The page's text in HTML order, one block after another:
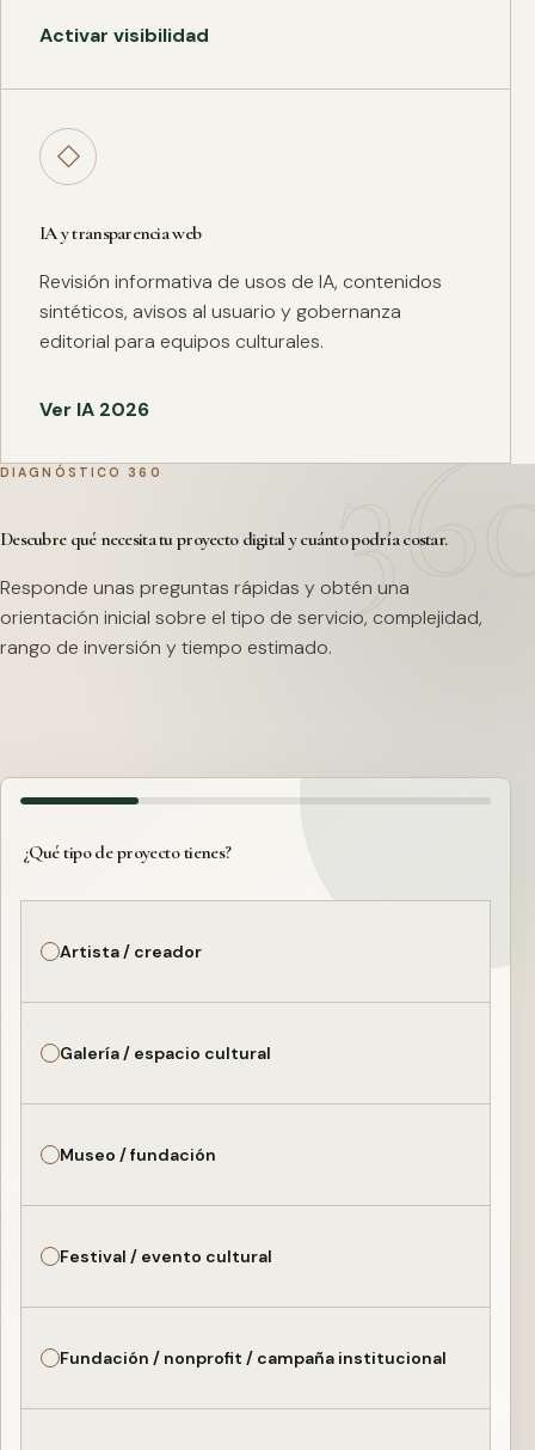
Activar visibilidad
◇
IA y transparencia web
Revisión informativa de usos de IA, contenidos
sintéticos, avisos al usuario y gobernanza
editorial para equipos culturales.
Ver IA 2026
DIAGNÓSTICO 360
Descubre qué necesita tu proyecto digital y cuánto podría costar.
Responde unas preguntas rápidas y obtén una
orientación inicial sobre el tipo de servicio, complejidad,
rango de inversión y tiempo estimado.
¿Qué tipo de proyecto tienes?
Artista / creador
Galería / espacio cultural
Museo / fundación
Festival / evento cultural
Fundación / nonprofit / campaña institucional